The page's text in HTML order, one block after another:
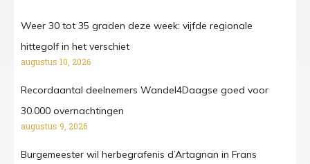
Weer 30 tot 35 graden deze week: vijfde regionale
hittegolf in het verschiet
augustus 10, 2026
Recordaantal deelnemers Wandel4Daagse goed voor
30.000 overnachtingen
augustus 9, 2026
Burgemeester wil herbegrafenis d’Artagnan in Frans